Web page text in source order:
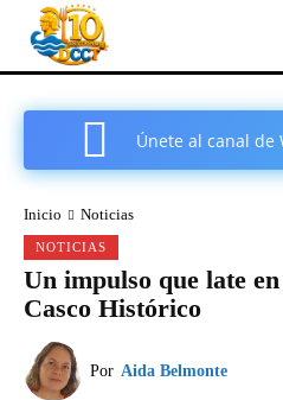
Únete al canal de
Inicio Noticias
NOTICIAS
Un impulso que late
Casco Histórico
Por Aida Belmonte